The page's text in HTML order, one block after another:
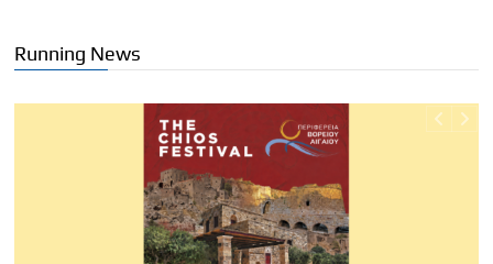
Running News